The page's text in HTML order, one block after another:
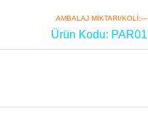
AMBALAJ MİKTARI/KOLİ:---
Ürün Kodu: PAR01